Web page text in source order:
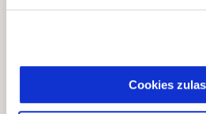
Cookies